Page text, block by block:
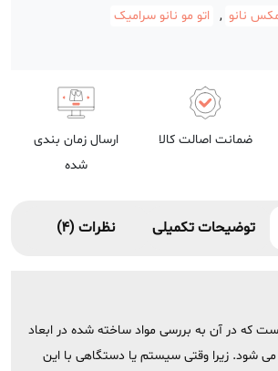
نانو , اتو مو نانو سرامیک
ضمانت اصالت کالا
ارسال زمان بندی
شده
توضیحات تکمیلی نظرات (4)
که در آن به بررسی مواد ساخته شده در ابعاد
می شود. زیرا وقتی سیستم یا دستگاهی با این